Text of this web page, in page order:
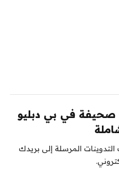
صحيفة في بي دبليو
المرسلة إلى بريدك